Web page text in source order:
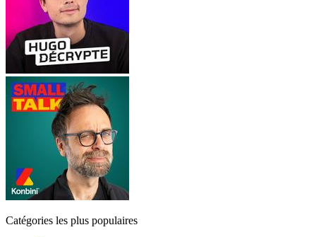
Catégories les plus populaires